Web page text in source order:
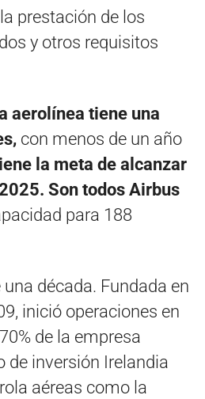
prestación de los
y otros requisitos
aerolínea tiene una
con menos de un año
la meta de alcanzar
Son todos Airbus
para 188
década. Fundada en
inició operaciones en
de la empresa
de inversión Irelandia
aéreas como la